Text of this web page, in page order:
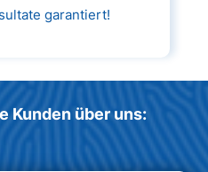
garantiert!
Kunden über uns: